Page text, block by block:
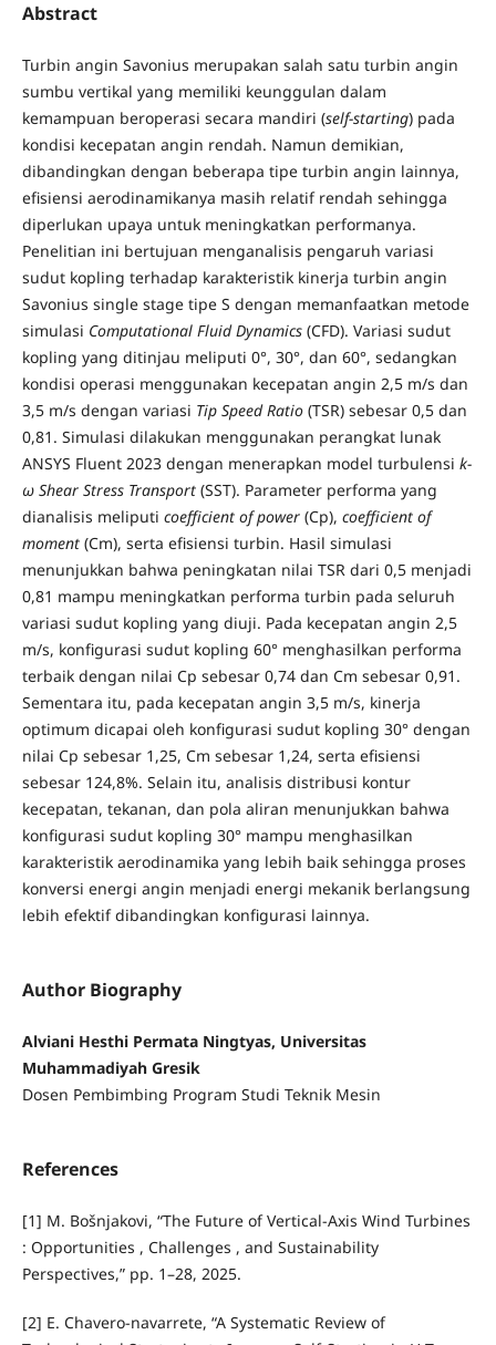
Abstract
Turbin angin Savonius merupakan salah satu turbin angin
sumbu vertikal yang memiliki keunggulan dalam
kemampuan beroperasi secara mandiri (self-starting) pada
kondisi kecepatan angin rendah. Namun demikian,
dibandingkan dengan beberapa tipe turbin angin lainnya,
efisiensi aerodinamikanya masih relatif rendah sehingga
diperlukan upaya untuk meningkatkan performanya.
Penelitian ini bertujuan menganalisis pengaruh variasi
sudut kopling terhadap karakteristik kinerja turbin angin
Savonius single stage tipe S dengan memanfaatkan metode
simulasi Computational Fluid Dynamics (CFD). Variasi sudut
kopling yang ditinjau meliputi 0°, 30°, dan 60°, sedangkan
kondisi operasi menggunakan kecepatan angin 2,5 m/s dan
3,5 m/s dengan variasi Tip Speed Ratio (TSR) sebesar 0,5 dan
0,81. Simulasi dilakukan menggunakan perangkat lunak
ANSYS Fluent 2023 dengan menerapkan model turbulensi k-
ωShear Stress Transport(SST). Parameter performa yang
dianalisis meliputi coefficient of power (Cp), coefficient of
moment (Cm), serta efisiensi turbin. Hasil simulasi
menunjukkan bahwa peningkatan nilai TSR dari 0,5 menjadi
0,81 mampu meningkatkan performa turbin pada seluruh
variasi sudut kopling yang diuji. Pada kecepatan angin 2,5
m/s, konfigurasi sudut kopling 60° menghasilkan performa
terbaik dengan nilai Cp sebesar 0,74 dan Cm sebesar 0,91.
Sementara itu, pada kecepatan angin 3,5 m/s, kinerja
optimum dicapai oleh konfigurasi sudut kopling 30° dengan
nilai Cp sebesar 1,25, Cm sebesar 1,24, serta efisiensi
sebesar 124,8%. Selain itu, analisis distribusi kontur
kecepatan, tekanan, dan pola aliran menunjukkan bahwa
konfigurasi sudut kopling 30° mampu menghasilkan
karakteristik aerodinamika yang lebih baik sehingga proses
konversi energi angin menjadi energi mekanik berlangsung
lebih efektif dibandingkan konfigurasi lainnya.
Author Biography
Alviani Hesthi Permata Ningtyas, Universitas
Muhammadiyah Gresik
Dosen Pembimbing Program Studi Teknik Mesin
References
[1] M. Bošnjakovi, “The Future of Vertical-Axis Wind Turbines
: Opportunities , Challenges , and Sustainability
Perspectives,” pp. 1–28, 2025.
[2] E. Chavero-navarrete, “A Systematic Review of